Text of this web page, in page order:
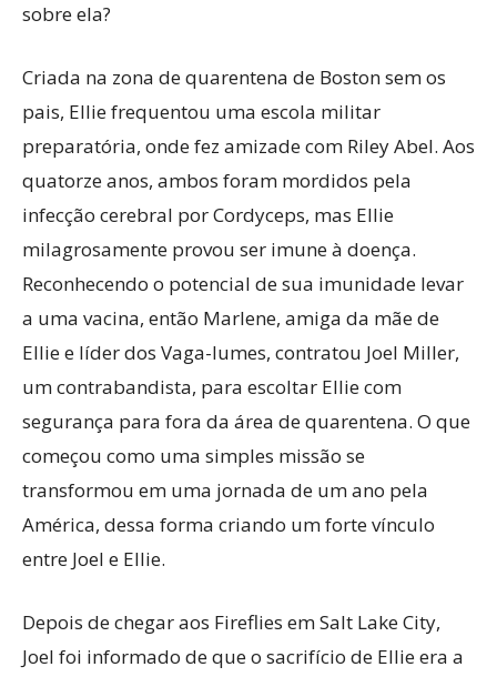
sobre ela?
Criada na zona de quarentena de Boston sem os
pais, Ellie frequentou uma escola militar
preparatória, onde fez amizade com Riley Abel. Aos
quatorze anos, ambos foram mordidos pela
infecção cerebral por Cordyceps, mas Ellie
milagrosamente provou ser imune à doença.
Reconhecendo o potencial de sua imunidade levar
a uma vacina, então Marlene, amiga da mãe de
Ellie e líder dos Vaga-lumes, contratou Joel Miller,
um contrabandista, para escoltar Ellie com
segurança para fora da área de quarentena. O que
começou como uma simples missão se
transformou em uma jornada de um ano pela
América, dessa forma criando um forte vínculo
entre Joel e Ellie.
Depois de chegar aos Fireflies em Salt Lake City,
Joel foi informado de que o sacrifício de Ellie era a